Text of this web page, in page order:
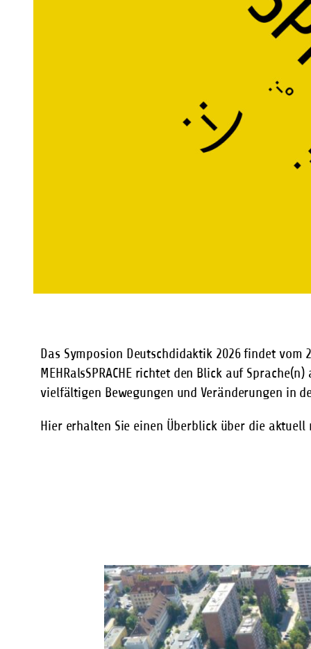
Das Symposion Deutschdidaktik 2026 findet
MEHRalsSPRACHE richtet den Blick auf
vielfältigen Bewegungen und Veränderungen in
Hier erhalten Sie einen Überblick über die aktuell